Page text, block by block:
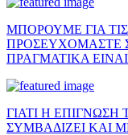
ΜΠΟΡΟΥΜΕ ΓΙΑ
ΠΡΟΣΕΥΧΟΜΑΣΤΕ
ΠΡΑΓΜΑΤΙΚΑ
ΓΙΑΤΙ Η
ΣΥΜΒΑΔΙΖΕΙ ΚΑΙ